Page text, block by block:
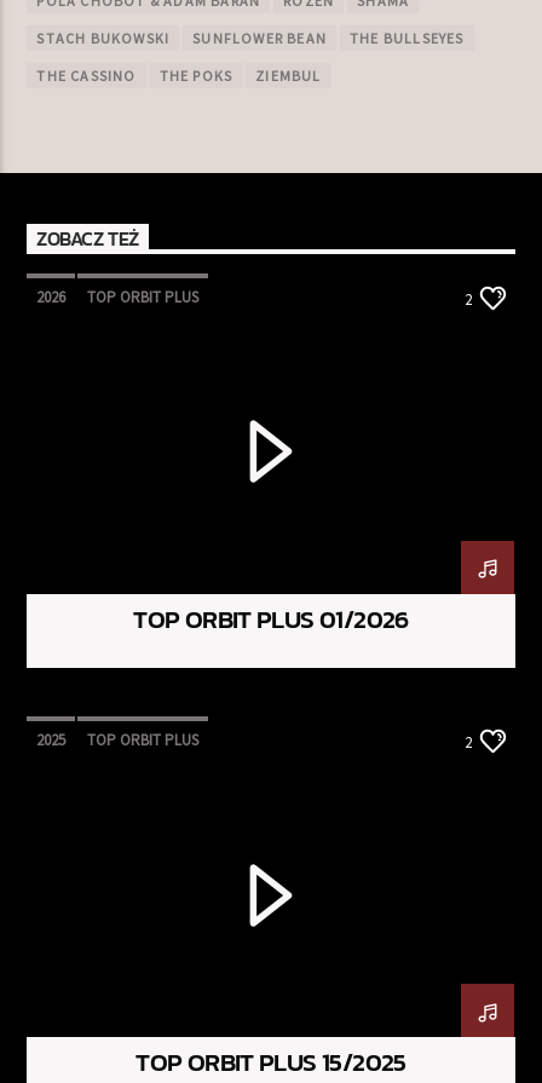
STACH BUKOWSKI SUNFLOWER BEAN THE BULLSEYES
THE CASSINO THE POKS ZIEMBUL
ZOBACZ TEŻ
2026 TOP ORBIT PLUS 2
TOP ORBIT PLUS 01/2026
2025 TOP ORBIT PLUS 2
TOP ORBIT PLUS 15/2025